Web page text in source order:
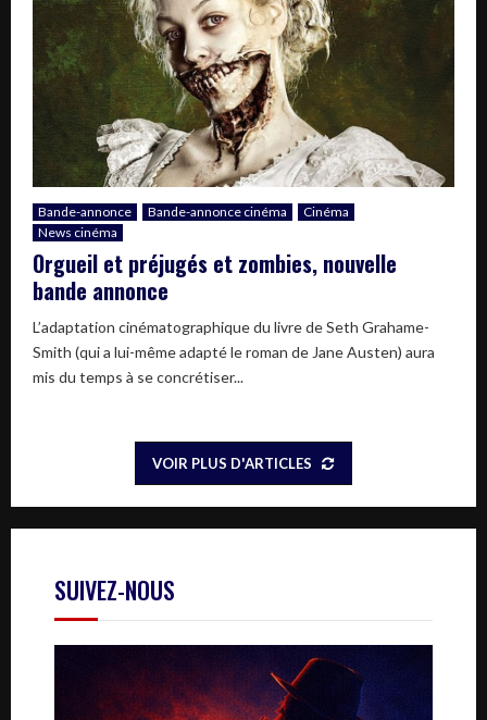
Bande-annonce Bande-annonce cinéma
Cinéma
News cinéma
Orgueil et préjugés et zombies, nouvelle
bande annonce
L’adaptation cinématographique du livre de Seth Grahame-
Smith (qui a lui-même adapté le roman de Jane Austen) aura
mis du temps à se concrétiser...
VOIR PLUS D'ARTICLES
SUIVEZ-NOUS